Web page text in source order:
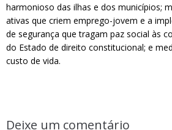
harmonioso das ilhas e dos municípios;
ativas que criem emprego-jovem e a
de segurança que tragam paz social às
do Estado de direito constitucional; e
custo de vida.
Deixe um comentário